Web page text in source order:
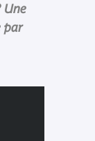
Une
par